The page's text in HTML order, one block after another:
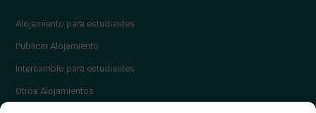
Alojamiento para estudiantes
Publicar Alojamiento
Intercambio para estudiantes
Otros Alojamientos